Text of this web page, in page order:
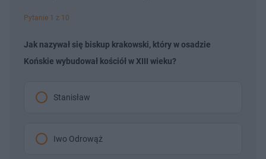
Pytanie 1 z 10
Jak nazywał się biskup krakowski, który w osadzie
Końskie wybudował kościół w XIII wieku?
Stanisław
Iwo Odrowąż